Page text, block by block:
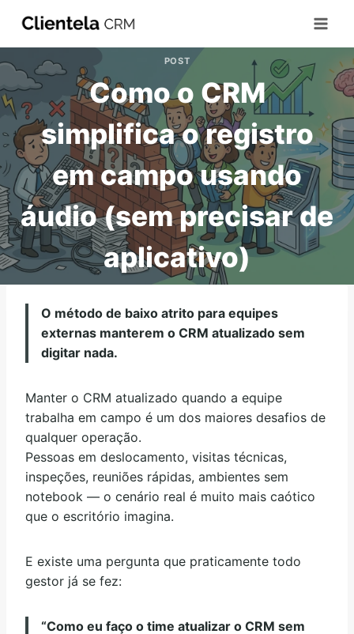
POST
Como o CRM
simplifica o registro
em campo usando
áudio (sem precisar de
aplicativo)
O método de baixo atrito para equipes
externas manterem o CRM atualizado sem
digitar nada.
Manter o CRM atualizado quando a equipe
trabalha em campo é um dos maiores desafios de
qualquer operação.
Pessoas em deslocamento, visitas técnicas,
inspeções, reuniões rápidas, ambientes sem
notebook — o cenário real é muito mais caótico
que o escritório imagina.
E existe uma pergunta que praticamente todo
gestor já se fez:
“Como eu faço o time atualizar o CRM sem